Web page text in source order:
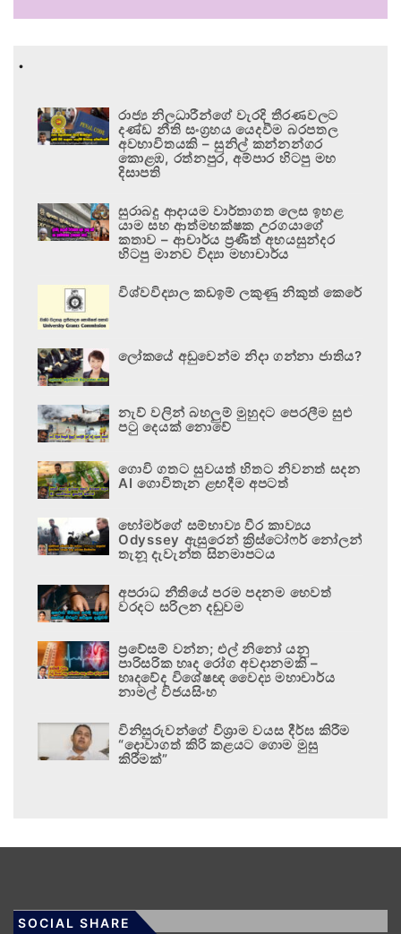
.
රාජ්‍ය නිලධාරීන්ගේ වැරදි තීරණවලට
දණ්ඩ නීති සංග්‍රහය යෙදවීම බරපතල
අවභාවිතයකි – සුනිල් කන්නන්ගර
කොළඹ, රත්නපුර, අම්පාර හිටපු මහ
දිසාපති
සුරාබදු ආදායම වාර්තාගත ලෙස ඉහළ
යාම සහ ආත්මභක්ෂක උරගයාගේ
කතාව – ආචාර්ය ප්‍රණීත් අභයසුන්දර
හිටපු මානව විද්‍යා මහාචාර්ය
විශ්වවිද්‍යාල කඩඉම් ලකුණු නිකුත් කෙරේ
ලෝකයේ අඩුවෙන්ම නිදා ගන්නා ජාතිය?
නැව් වලින් බහලුම් මුහුදට පෙරලීම සුළු
පටු දෙයක් නොවේ
ගොවි ගතට සුවයත් හිතට නිවනත් සදන
AI ගොවිතැන ළඟදීම අපටත්
හෝමර්ගේ සම්භාව්‍ය වීර කාව්‍යය
Odyssey ඇසුරෙන් ක්‍රිස්ටෝෆර් නෝලන්
තැනූ දැවැන්ත සිනමාපටය
අපරාධ නීතියේ පරම පදනම හෙවත්
වරදට සරිලන දඬුවම
ප්‍රවේසම් වන්න; එල් නිනෝ යනු
පාරිසරික හෘද රෝග අවදානමකි –
හෘදවේද විශේෂඥ වෛද්‍ය මහාචාර්ය
නාමල් විජයසිංහ
විනිසුරුවන්ගේ විශ්‍රාම වයස දීර්ඝ කිරීම
“දොවාගත් කිරි කළයට ගොම මුසු
කිරීමක්”
SOCIAL SHARE